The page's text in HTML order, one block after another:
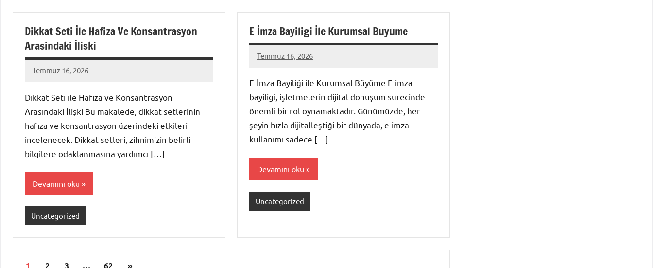
Dikkat Seti İle Hafiza Ve Konsantrasyon
Arasindaki İliski
Temmuz 16, 2026
admin
Yorum
Dikkat Seti ile Hafıza ve Konsantrasyon
Arasındaki İlişki Bu makalede, dikkat setlerinin
hafıza ve konsantrasyon üzerindeki etkileri
incelenecek. Dikkat setleri, zihnimizin belirli
bilgilere odaklanmasına yardımcı […]
Devamını oku
Uncategorized
E İmza Bayiligi İle Kurumsal Buyume
Temmuz 16, 2026
admin
Yorum
E-İmza Bayiliği ile Kurumsal Büyüme E-imza
bayiliği, işletmelerin dijital dönüşüm sürecinde
önemli bir rol oynamaktadır. Günümüzde, her
şeyin hızla dijitalleştiği bir dünyada, e-imza
kullanımı sadece […]
Devamını oku
Uncategorized
Yazı
1 2 3 … 62 Sonraki
»